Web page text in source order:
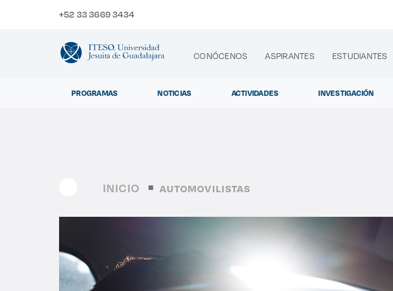
+52 33 3669 3434
CONÓCENOS ASPIRANTES ESTUDIANTES
PROGRAMAS NOTICIAS ACTIVIDADES INVESTIGACIÓN
Diplomados y Cur|
INICIO AUTOMOVILISTAS